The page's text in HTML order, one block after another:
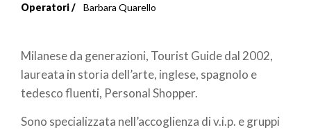
Briciole
di
pane
Operatori Barbara Quarello
Milanese da generazioni, Tourist Guide dal 2002,
laureata in storia dell’arte, inglese, spagnolo e
tedesco fluenti, Personal Shopper.
Sono specializzata nell’accoglienza di v.i.p. e gruppi